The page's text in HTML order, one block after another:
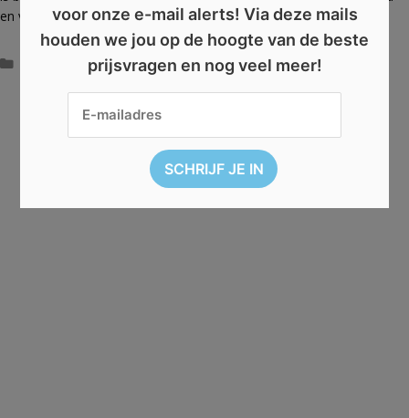
en vreugde over te brengen.
Categorieën
AFGELOPEN: Win een M&M’s paaspakket
voor onze e-mail alerts! Via deze mails
houden we jou op de hoogte van de beste
prijsvragen en nog veel meer!